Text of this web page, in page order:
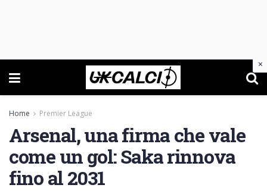
Home Premier League
Arsenal, una firma che vale
come un gol: Saka rinnova
fino al 2031
×